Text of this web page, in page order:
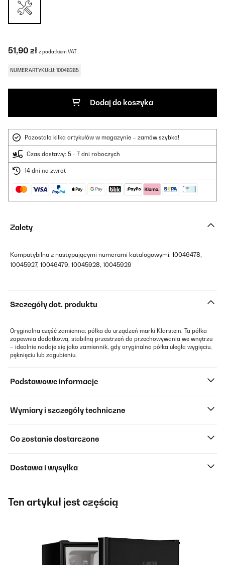
51,90 zł z podatkiem VAT
NUMER ARTYKUŁU: 10048285
Dodaj do koszyka
Pozostało kilka artykułów w magazynie – zamów szybko!
Czas dostawy: 5 - 7 dni roboczych
14 dni na zwrot
Zalety
Kompatybilna z następującymi numerami katalogowymi: 10046478,
10045927, 10046479, 10045928, 10045929
Szczegóły dot. produktu
Oryginalna część zamienna: półka do urządzeń marki Klarstein. Ta półka
zapewnia dodatkową, stabilną przestrzeń do przechowywania we wnętrzu
– idealnie nadaje się jako zamiennik, gdy oryginalna półka uległa wygięciu,
pęknięciu lub zagubieniu.
Podstawowe informacje
Wymiary i szczegóły techniczne
Co zostanie dostarczone
Dostawa i wysyłka
Ten artykuł jest częścią